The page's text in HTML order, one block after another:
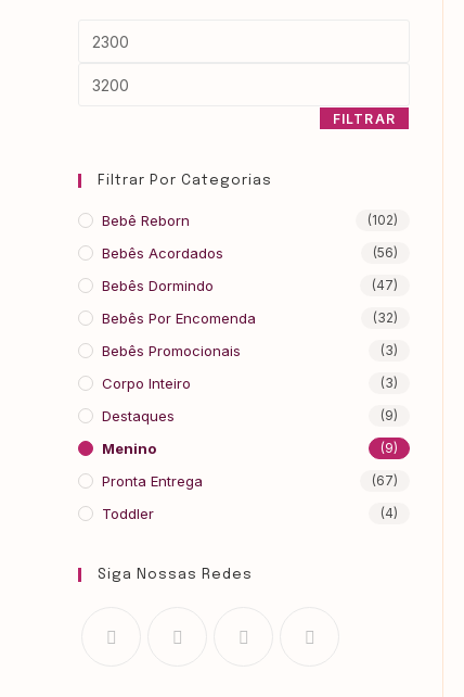
FILTRAR
Filtrar Por Categorias
Bebê Reborn (102)
Bebês Acordados (56)
Bebês Dormindo (47)
Bebês Por Encomenda (32)
Bebês Promocionais (3)
Corpo Inteiro (3)
Destaques (9)
Menino (9)
Pronta Entrega (67)
Toddler (4)
Siga Nossas Redes